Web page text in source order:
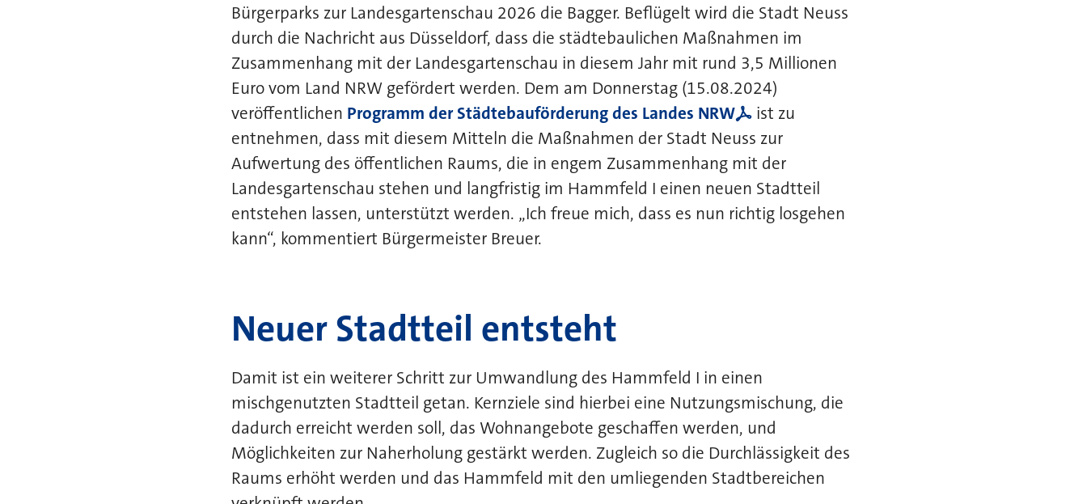
Bürgerparks zur Landesgartenschau 2026 die Bagger. Beflügelt wird die Stadt Neuss
durch die Nachricht aus Düsseldorf, dass die städtebaulichen Maßnahmen im
Zusammenhang mit der Landesgartenschau in diesem Jahr mit rund 3,5 Millionen
Euro vom Land NRW gefördert werden. Dem am Donnerstag (15.08.2024)
veröffentlichen Programm der Städtebauförderung des Landes NRW
ist zu
entnehmen, dass mit diesem Mitteln die Maßnahmen der Stadt Neuss zur
Aufwertung des öffentlichen Raums, die in engem Zusammenhang mit der
Landesgartenschau stehen und langfristig im Hammfeld I einen neuen Stadtteil
entstehen lassen, unterstützt werden. „Ich freue mich, dass es nun richtig losgehen
kann“, kommentiert Bürgermeister Breuer.
Neuer Stadtteil entsteht
Damit ist ein weiterer Schritt zur Umwandlung des Hammfeld I in einen
mischgenutzten Stadtteil getan. Kernziele sind hierbei eine Nutzungsmischung, die
dadurch erreicht werden soll, das Wohnangebote geschaffen werden, und
Möglichkeiten zur Naherholung gestärkt werden. Zugleich so die Durchlässigkeit des
Raums erhöht werden und das Hammfeld mit den umliegenden Stadtbereichen